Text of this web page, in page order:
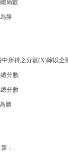
失總局數
勝
所得之分數(X)除以全
得總分數
失總分數
勝
：